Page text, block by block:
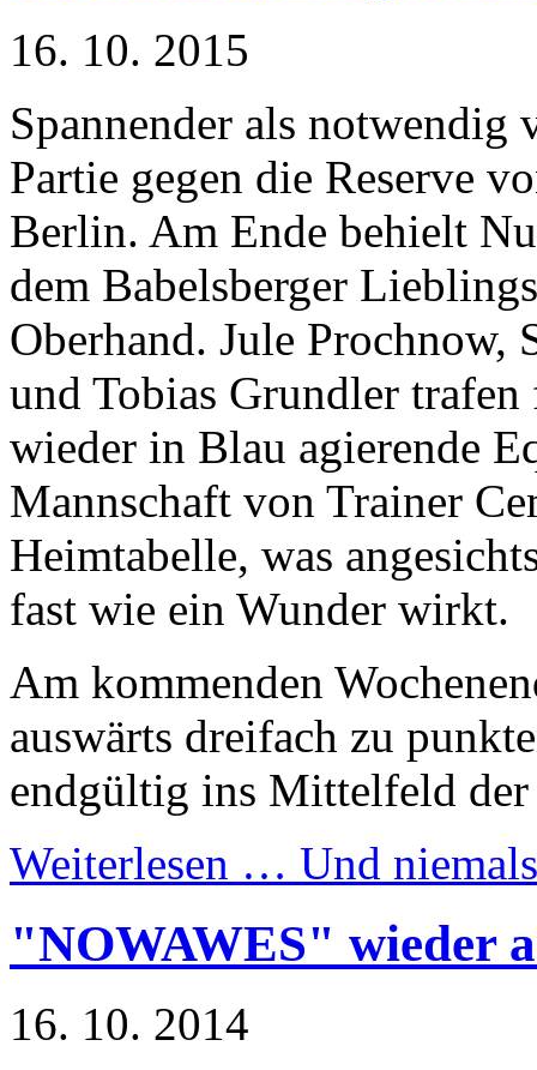
16. 10. 2015
Spannender als notwendig
Partie gegen die Reserve
Berlin. Am Ende behielt
dem Babelsberger
Oberhand. Jule Prochnow,
und Tobias Grundler trafen
wieder in Blau agierende
Mannschaft von Trainer
Heimtabelle, was
fast wie ein Wunder wirkt.
Am kommenden
auswärts dreifach zu
endgültig ins Mittelfeld der
Weiterlesen … Und
"NOWAWES" wieder
16. 10. 2014